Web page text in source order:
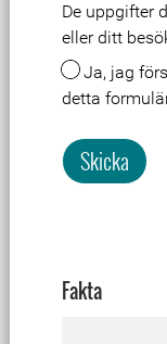
Meta
De uppgifter
eller ditt
Ja, jag förstår att mina uppgifter lagras och behandlas i samband med att jag skickar in
detta
Skicka
Fakta